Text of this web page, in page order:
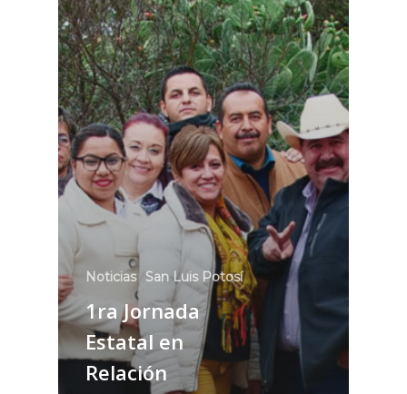
Noticias San Luis Potosí
1ra Jornada
Estatal en
Relación